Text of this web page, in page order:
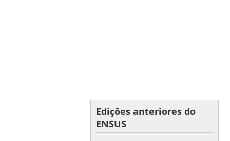
Edições anteriores do
ENSUS